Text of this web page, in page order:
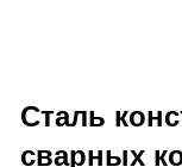
Сталь
сварных